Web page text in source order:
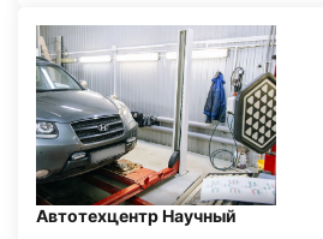
Автотехцентр Научный